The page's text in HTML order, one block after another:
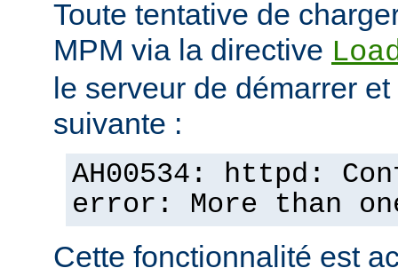
Toute tentative de
MPM via la directive
le serveur de démarrer
suivante :
AH00534: httpd:
error: More than
Cette fonctionnalité est